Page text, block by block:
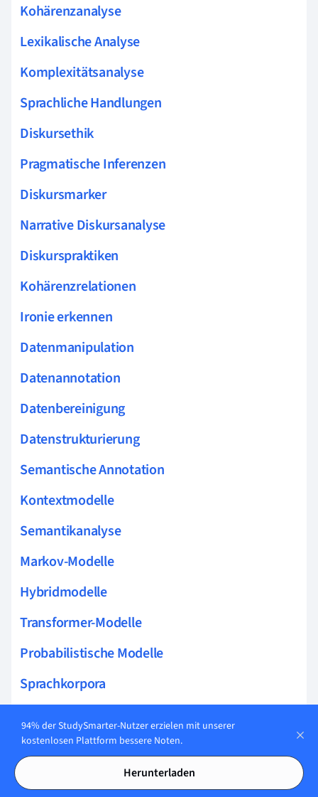
Kohärenzanalyse
Lexikalische Analyse
Komplexitätsanalyse
Sprachliche Handlungen
Diskursethik
Pragmatische Inferenzen
Diskursmarker
Narrative Diskursanalyse
Diskurspraktiken
Kohärenzrelationen
Ironie erkennen
Datenmanipulation
Datenannotation
Datenbereinigung
Datenstrukturierung
Semantische Annotation
Kontextmodelle
Semantikanalyse
Markov-Modelle
Hybridmodelle
Transformer-Modelle
Probabilistische Modelle
Sprachkorpora
Textkorpora
94% der StudySmarter-Nutzer erzielen mit unserer
kostenlosen Plattform bessere Noten.
Herunterladen